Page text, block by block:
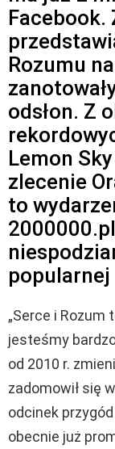
Facebook.
Rozumu
odsłon. Z
Lemon
zlecenie
to
popularnej
„Serce i
jesteśmy
od 2010 r.
zadomowił się
odcinek
obecnie już